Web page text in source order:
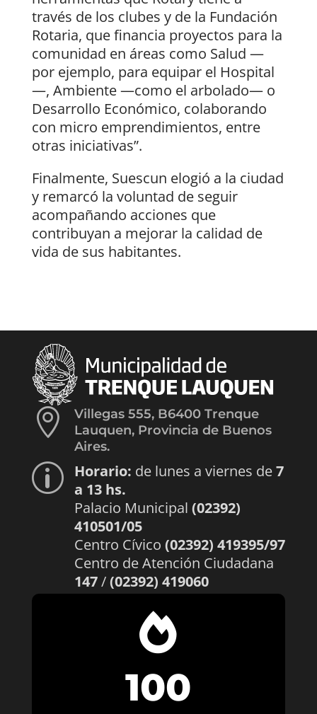
través de los clubes y de la Fundación
Rotaria, que financia proyectos para la
comunidad en áreas como Salud —
por ejemplo, para equipar el Hospital
—, Ambiente —como el arbolado— o
Desarrollo Económico, colaborando
con micro emprendimientos, entre
otras iniciativas”.
Finalmente, Suescun elogió a la ciudad
y remarcó la voluntad de seguir
acompañando acciones que
contribuyan a mejorar la calidad de
vida de sus habitantes.

Villegas 555, B6400 Trenque
Lauquen, Provincia de Buenos
Aires.
p Horario: de lunes a viernes de7
a 13 hs.
Palacio Municipal (02392)
410501/05
Centro Cívico (02392) 419395/97
Centro de Atención Ciudadana
147/(02392) 419060

100